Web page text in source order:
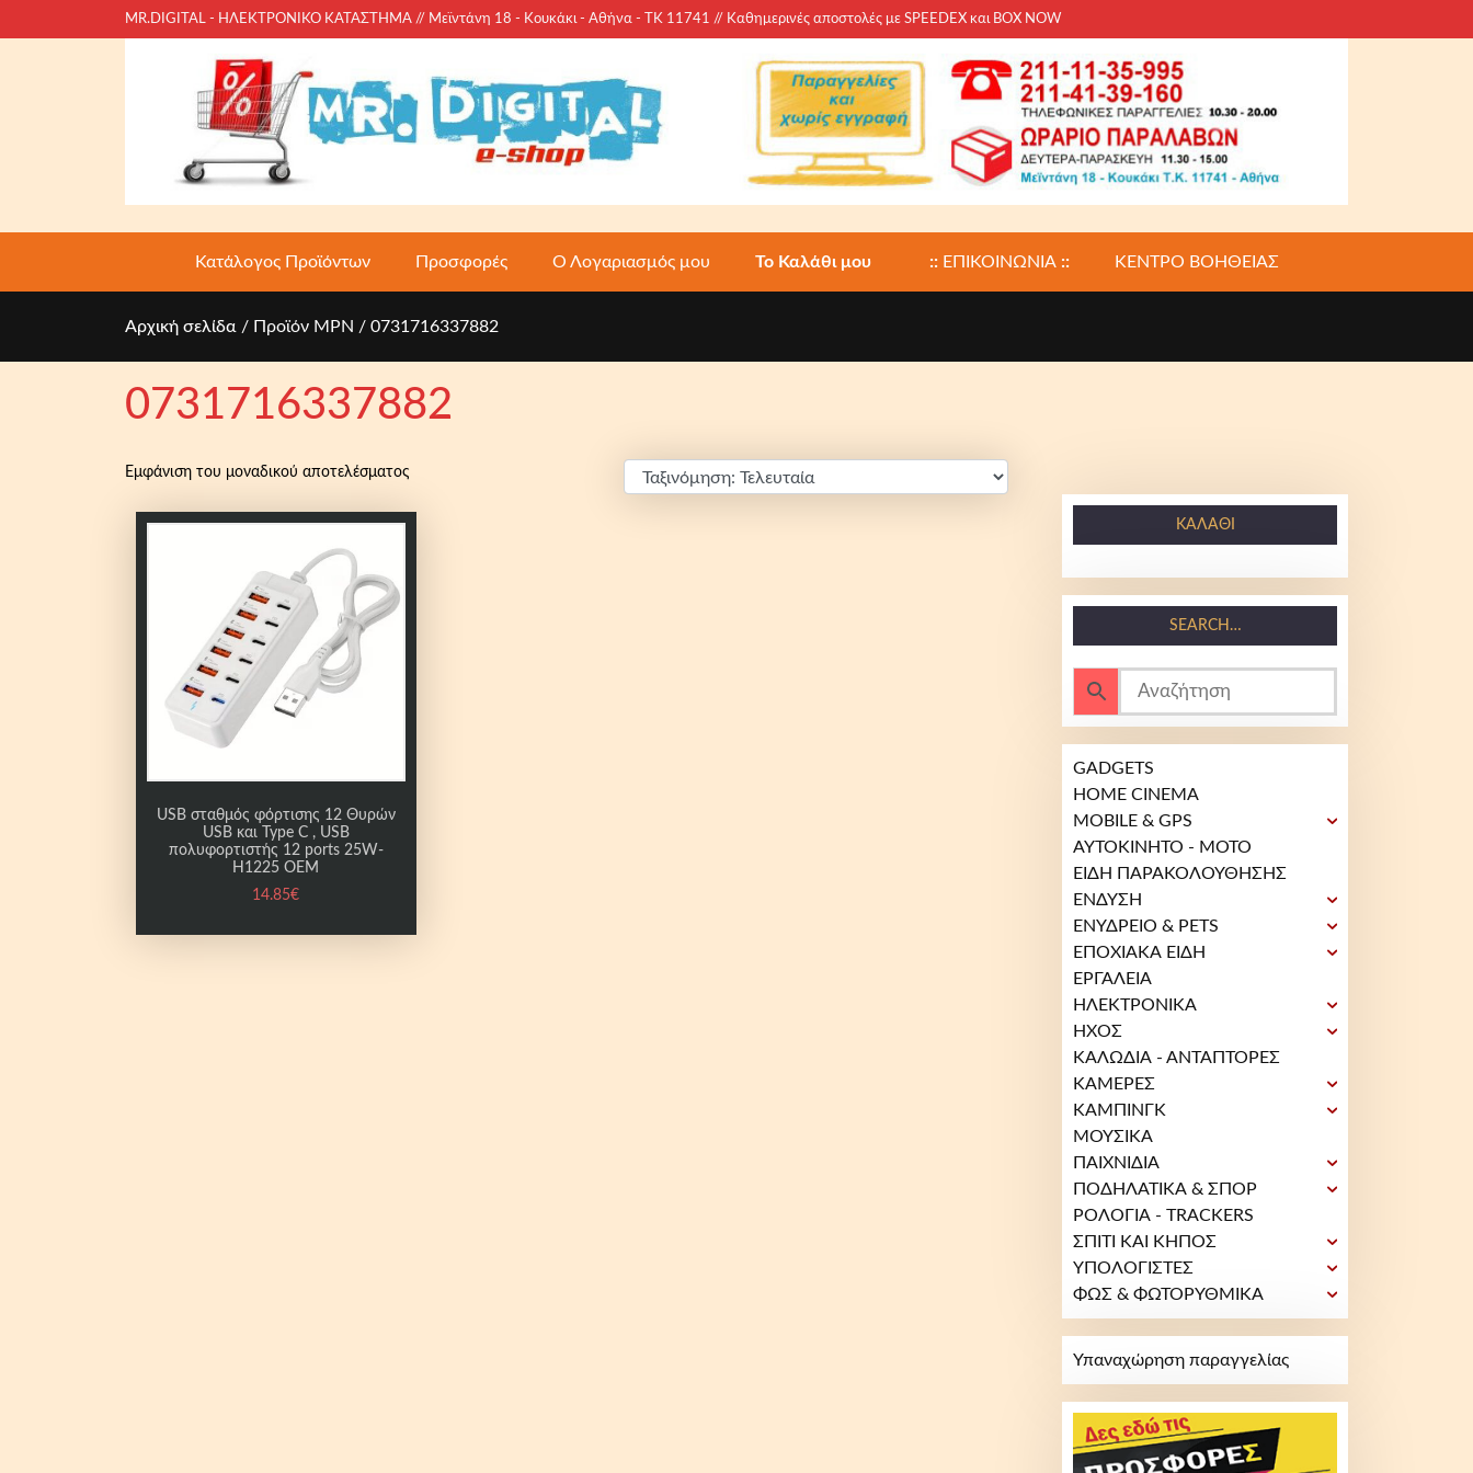
k
MR.DIGITAL - ΗΛΕΚΤΡΟΝΙΚΟ ΚΑΤΑΣΤΗΜΑ // Μεϊντάνη 18 - Κουκάκι - Αθήνα - ΤΚ 11741 // Καθημερινές αποστολές με SPEEDEX και BOX NOW
Κατάλογος Προϊόντων Προσφορές Ο Λογαριασμός μου Το Καλάθι μου ::ΕΠΙΚΟΙΝΩΝΙΑ :: ΚΕΝΤΡΟ ΒΟΗΘΕΙΑΣ
Αρχική σελίδα / Προϊόν MPN / 0731716337882
0731716337882
Εμφάνιση του μοναδικού αποτελέσματος
USB σταθμός φόρτισης 12 Θυρών
USB και Type C , USB
πολυφορτιστής 12 ports 25W-
H1225 OEM
14.85€
ΚΑΛΆΘΙ
SEARCH…
GADGETS
HOME CINEMA
MOBILE & GPS
ΑΥΤΟΚΙΝΗΤΟ - ΜΟΤΟ
ΕΙΔΗ ΠΑΡΑΚΟΛΟΥΘΗΣΗΣ
ΕΝΔΥΣΗ
ΕΝΥΔΡΕΙΟ & PETS
ΕΠΟΧΙΑΚΑ ΕΙΔΗ
ΕΡΓΑΛΕΙΑ
ΗΛΕΚΤΡΟΝΙΚΑ
ΗΧΟΣ
ΚΑΛΩΔΙΑ - ΑΝΤΑΠΤΟΡΕΣ
ΚΑΜΕΡΕΣ
ΚΑΜΠΙΝΓΚ
ΜΟΥΣΙΚΑ
ΠΑΙΧΝΙΔΙΑ
ΠΟΔΗΛΑΤΙΚΑ & ΣΠΟΡ
ΡΟΛΟΓΙΑ - TRACKERS
ΣΠΙΤΙ ΚΑΙ ΚΗΠΟΣ
ΥΠΟΛΟΓΙΣΤΕΣ
ΦΩΣ & ΦΩΤΟΡΥΘΜΙΚΑ
Υπαναχώρηση παραγγελίας